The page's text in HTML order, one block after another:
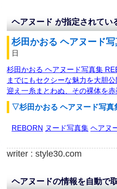
ヘアヌード が指定されてい
杉田かおる ヘアヌード
日
杉田かおる ヘアヌード写真集
までにもセクシーな魅力を大胆
迎え一糸まとわぬ、その裸体を
▽杉田かおる ヘアヌード写真
REBORN ヌード写真集 ヘアヌ
writer : style30.com
ヘアヌードの情報を自動で